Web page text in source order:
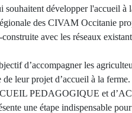
souhaitent développer l'accueil à
des CIVAM Occitanie
construite avec les réseaux
d’accompagner les
de leur projet d’accueil à la
PEDAGOGIQUE et
une étape indispensable